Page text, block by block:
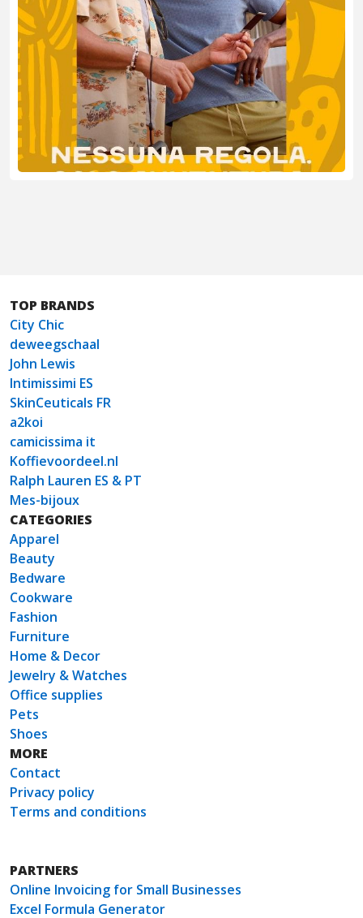
TOP BRANDS
City Chic
deweegschaal
John Lewis
Intimissimi ES
SkinCeuticals FR
a2koi
camicissima it
Koffievoordeel.nl
Ralph Lauren ES & PT
Mes-bijoux
CATEGORIES
Apparel
Beauty
Bedware
Cookware
Fashion
Furniture
Home & Decor
Jewelry & Watches
Office supplies
Pets
Shoes
MORE
Contact
Privacy policy
Terms and conditions
PARTNERS
Online Invoicing for Small Businesses
Excel Formula Generator